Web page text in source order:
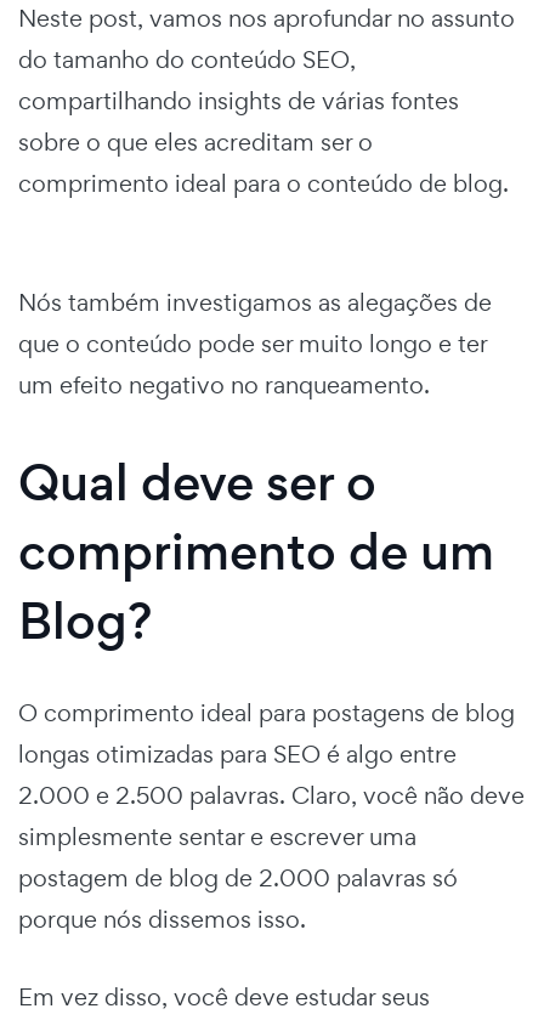
Neste post, vamos nos aprofundar no assunto
do tamanho do conteúdo SEO,
compartilhando insights de várias fontes
sobre o que eles acreditam ser o
comprimento ideal para o conteúdo de blog.
Nós também investigamos as alegações de
que o conteúdo pode ser muito longo e ter
um efeito negativo no ranqueamento.
Qual deve ser o
comprimento de um
Blog?
O comprimento ideal para postagens de blog
longas otimizadas para SEO é algo entre
2.000 e 2.500 palavras. Claro, você não deve
simplesmente sentar e escrever uma
postagem de blog de 2.000 palavras só
porque nós dissemos isso.
Em vez disso, você deve estudar seus